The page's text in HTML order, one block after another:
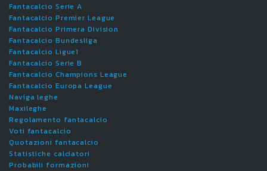
Fantacalcio Serie A
Fantacalcio Premier League
Fantacalcio Primera Division
Fantacalcio Bundesliga
Fantacalcio Ligue1
Fantacalcio Serie B
Fantacalcio Champions League
Fantacalcio Europa League
Naviga leghe
Maxileghe
Regolamento fantacalcio
Voti fantacalcio
Quotazioni fantacalcio
Statistiche calciatori
Probabili formazioni